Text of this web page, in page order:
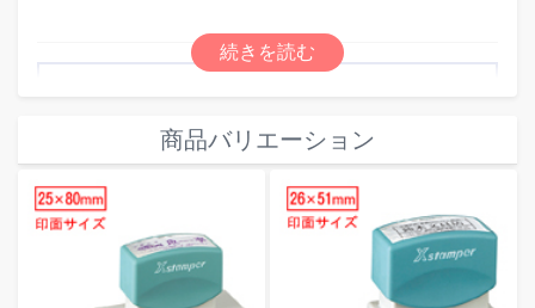
す。
・パプリ会員の方は、別途アスクル会員のご登録が必要
商品バリエーション